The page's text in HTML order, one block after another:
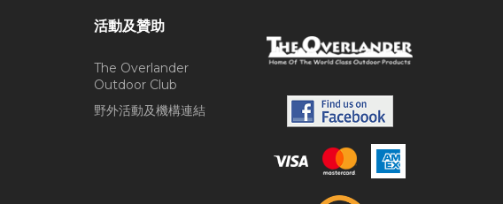
活動及贊助
The Overlander
Outdoor Club
野外活動及機構連結